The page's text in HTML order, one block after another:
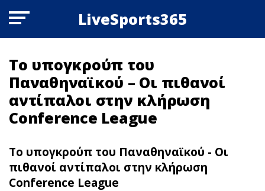
LiveSports365
Το υπογκρούπ του
Παναθηναϊκού – Οι πιθανοί
αντίπαλοι στην κλήρωση
Conference League
Το υπογκρούπ του Παναθηναϊκού - Οι
πιθανοί αντίπαλοι στην κλήρωση
Conference League